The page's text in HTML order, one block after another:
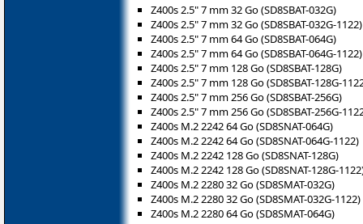
Z400s 2.5" 7 mm 32 Go (SD8SBAT-032G)
Z400s 2.5" 7 mm 32 Go (SD8SBAT-032G-1122)
Z400s 2.5" 7 mm 64 Go (SD8SBAT-064G)
Z400s 2.5" 7 mm 64 Go (SD8SBAT-064G-1122)
Z400s 2.5" 7 mm 128 Go (SD8SBAT-128G)
Z400s 2.5" 7 mm 128 Go (SD8SBAT-128G-
Z400s 2.5" 7 mm 256 Go (SD8SBAT-256G)
Z400s 2.5" 7 mm 256 Go (SD8SBAT-256G-
Z400s M.2 2242 64 Go (SD8SNAT-064G)
Z400s M.2 2242 64 Go (SD8SNAT-064G-1122)
Z400s M.2 2242 128 Go (SD8SNAT-128G)
Z400s M.2 2242 128 Go (SD8SNAT-128G-
Z400s M.2 2280 32 Go (SD8SMAT-032G)
Z400s M.2 2280 32 Go (SD8SMAT-032G-1122)
Z400s M.2 2280 64 Go (SD8SMAT-064G)